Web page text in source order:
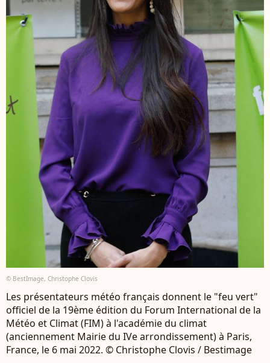
© BestImage, Christophe Clovis
Les présentateurs météo français donnent le "feu vert"
officiel de la 19ème édition du Forum International de la
Météo et Climat (FIM) à l'académie du climat
(anciennement Mairie du IVe arrondissement) à Paris,
France, le 6 mai 2022. © Christophe Clovis / Bestimage